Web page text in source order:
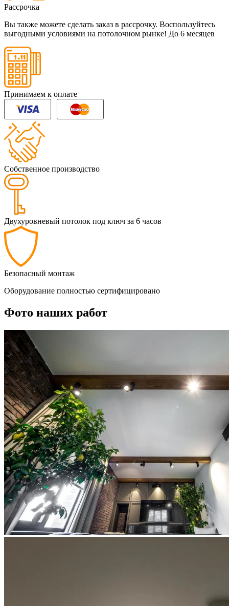
Рассрочка
Вы также можете сделать заказ в рассрочку. Воспользуйтесь
выгодными условиями на потолочном рынке! До 6 месяцев
Принимаем к оплате
Собственное производство
Двухуровневый потолок под ключ за 6 часов
Безопасный монтаж
Оборудование полностью сертифицировано
Фото наших работ